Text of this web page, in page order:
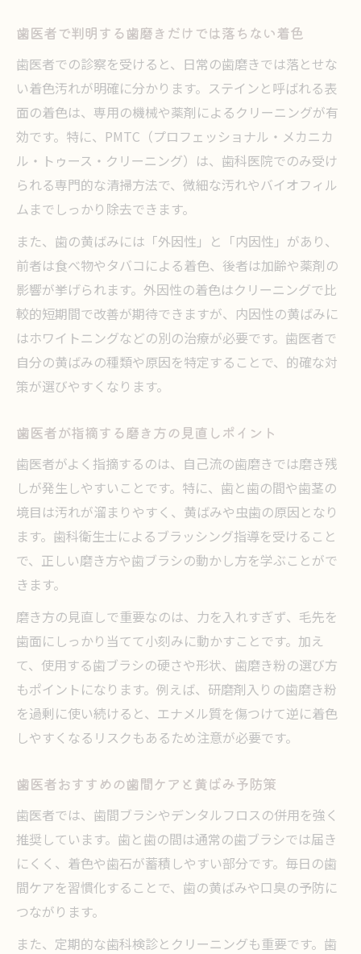
歯医者で判明する歯磨きだけでは落ちない着色
歯医者での診察を受けると、日常の歯磨きでは落とせな
い着色汚れが明確に分かります。ステインと呼ばれる表
面の着色は、専用の機械や薬剤によるクリーニングが有
効です。特に、PMTC（プロフェッショナル・メカニカ
ル・トゥース・クリーニング）は、歯科医院でのみ受け
られる専門的な清掃方法で、微細な汚れやバイオフィル
ムまでしっかり除去できます。
また、歯の黄ばみには「外因性」と「内因性」があり、
前者は食べ物やタバコによる着色、後者は加齢や薬剤の
影響が挙げられます。外因性の着色はクリーニングで比
較的短期間で改善が期待できますが、内因性の黄ばみに
はホワイトニングなどの別の治療が必要です。歯医者で
自分の黄ばみの種類や原因を特定することで、的確な対
策が選びやすくなります。
歯医者が指摘する磨き方の見直しポイント
歯医者がよく指摘するのは、自己流の歯磨きでは磨き残
しが発生しやすいことです。特に、歯と歯の間や歯茎の
境目は汚れが溜まりやすく、黄ばみや虫歯の原因となり
ます。歯科衛生士によるブラッシング指導を受けること
で、正しい磨き方や歯ブラシの動かし方を学ぶことがで
きます。
磨き方の見直しで重要なのは、力を入れすぎず、毛先を
歯面にしっかり当てて小刻みに動かすことです。加え
て、使用する歯ブラシの硬さや形状、歯磨き粉の選び方
もポイントになります。例えば、研磨剤入りの歯磨き粉
を過剰に使い続けると、エナメル質を傷つけて逆に着色
しやすくなるリスクもあるため注意が必要です。
歯医者おすすめの歯間ケアと黄ばみ予防策
歯医者では、歯間ブラシやデンタルフロスの併用を強く
推奨しています。歯と歯の間は通常の歯ブラシでは届き
にくく、着色や歯石が蓄積しやすい部分です。毎日の歯
間ケアを習慣化することで、歯の黄ばみや口臭の予防に
つながります。
また、定期的な歯科検診とクリーニングも重要です。歯